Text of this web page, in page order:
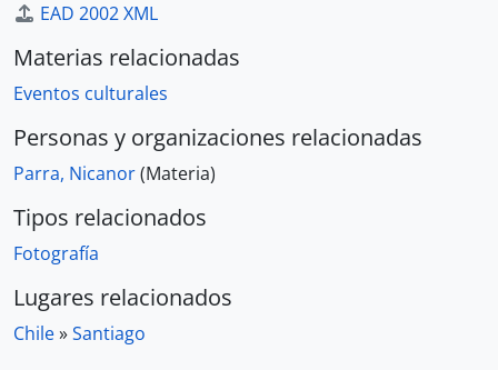
EAD 2002 XML
Materias relacionadas
Eventos culturales
Personas y organizaciones relacionadas
Parra, Nicanor(Materia)
Tipos relacionados
Fotografía
Lugares relacionados
Chile»Santiago